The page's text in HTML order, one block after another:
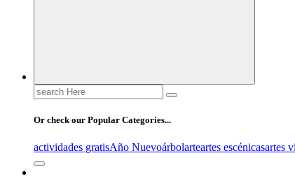
Search
for:
Or check our Popular Categories...
actividades gratisAño Nuevoárbolarteartes escénicasartes